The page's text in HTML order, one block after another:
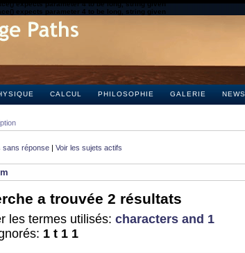
expects parameter 4 to be long, string given
expects parameter 4 to be long, string given
CALCUL PHILOSOPHIE GALERIE NEWS
sans réponse | Voir les sujets actifs
a trouvée 2 résultats
les termes utilisés: characters and 1
1 t 1 1